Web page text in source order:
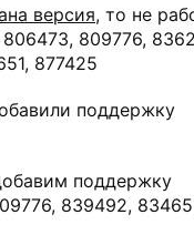
версия, то не
806473, 809776,
877425
поддержку
поддержку
839492,